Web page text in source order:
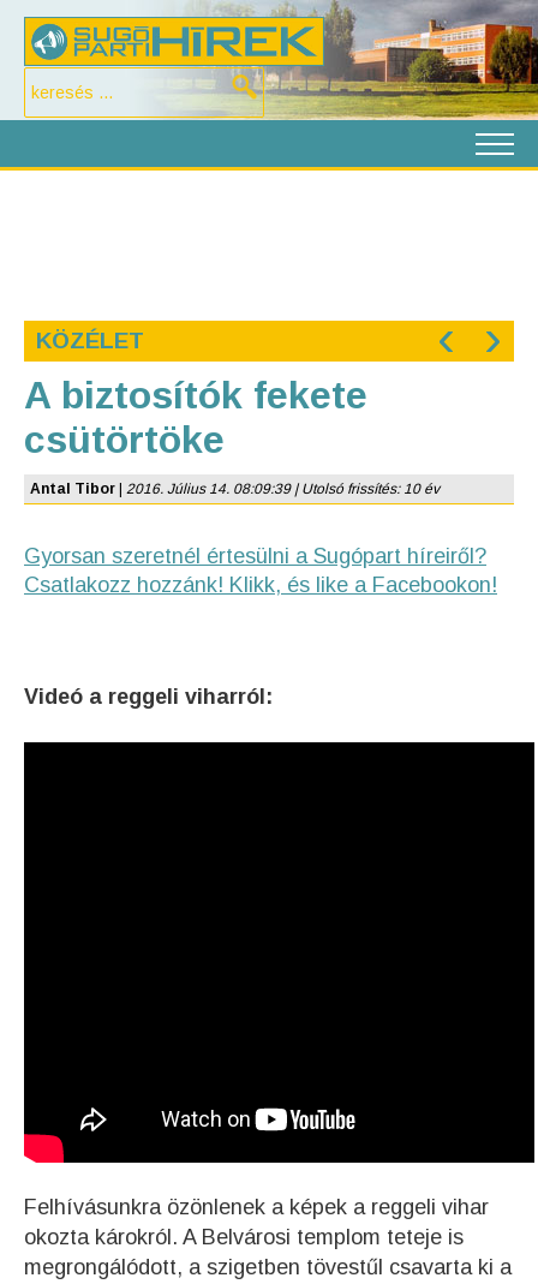
KÖZÉLET ‹ ›
A biztosítók fekete
csütörtöke
Antal Tibor 2016. Július 14. 08:09:39 | Utolsó frissítés: 10 év
Gyorsan szeretnél értesülni a Sugópart híreiről?
Csatlakozz hozzánk! Klikk, és like a Facebookon!
Videó a reggeli viharról:
Felhívásunkra özönlenek a képek a reggeli vihar
okozta károkról. A Belvárosi templom teteje is
megrongálódott, a szigetben tövestűl csavarta ki a